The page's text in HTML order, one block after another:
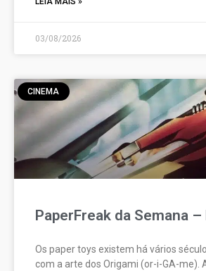
03/08/2026
CINEMA
PaperFreak da Semana
Os paper toys existem há vários
com a arte dos Origami (or-i-GA-me).